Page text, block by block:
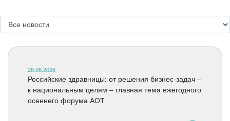
26.06.2026
Российские здравницы: от решения бизнес-задач –
к национальным целям – главная тема ежегодного
осеннего форума АОТ